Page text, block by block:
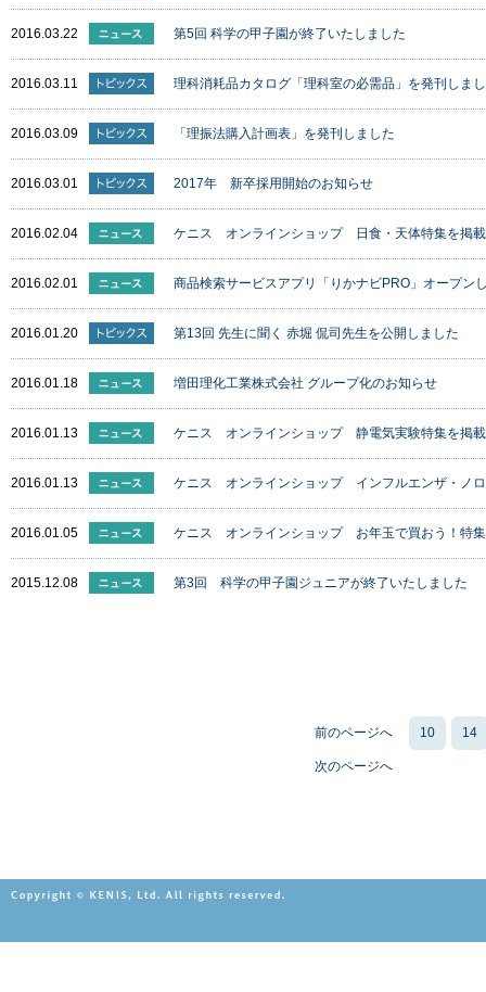
2016.03.22 第5回 科学の甲子園が終了いたしました
2016.03.11 理科消耗品カタログ「理科室の必需品」を発刊しま
2016.03.09 「理振法購入計画表」を発刊しました
2016.03.01 2017年 新卒採用開始のお知らせ
2016.02.04 ケニス オンラインショップ 日食・天体特集を掲
2016.02.01 商品検索サービスアプリ「りかナビPRO」オープン
2016.01.20 第13回 先生に聞く 赤堀 侃司先生を公開しました
2016.01.18 増田理化工業株式会社 グループ化のお知らせ
2016.01.13 ケニス オンラインショップ 静電気実験特集を掲
2016.01.13 ケニス オンラインショップ インフルエンザ・ノロ
2016.01.05 ケニス オンラインショップ お年玉で買おう！特集
2015.12.08 第3回 科学の甲子園ジュニアが終了いたしました
前のページへ 10 14
次のページへ